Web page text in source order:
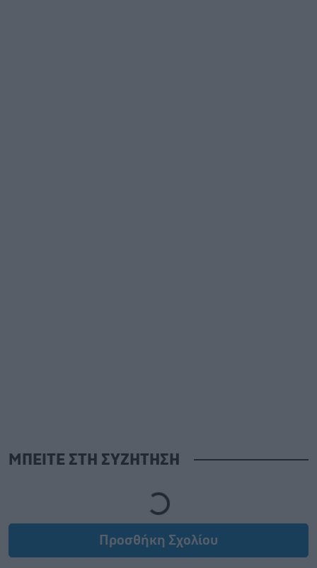
ΜΠΕΙΤΕ ΣΤΗ ΣΥΖΗΤΗΣΗ
Loading...
Προσθήκη Σχολίου